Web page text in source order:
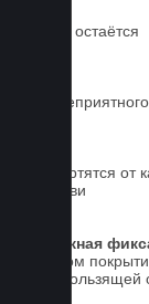
Обувь остаётся
Нет неприятного
Не портятся от
на обуви
Надежная
штатном
антискользящей